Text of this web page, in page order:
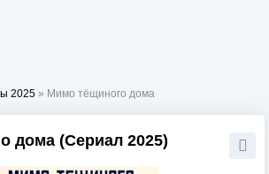
2025 » Мимо тёщиного дома
дома (Сериал 2025)